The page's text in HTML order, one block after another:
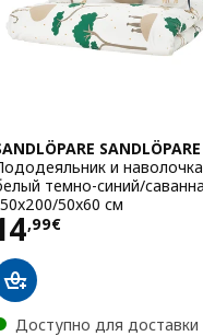
SANDLÖPARE
и
темно-синий/
50x60 см
,99€14,99€
Доступно для доставки